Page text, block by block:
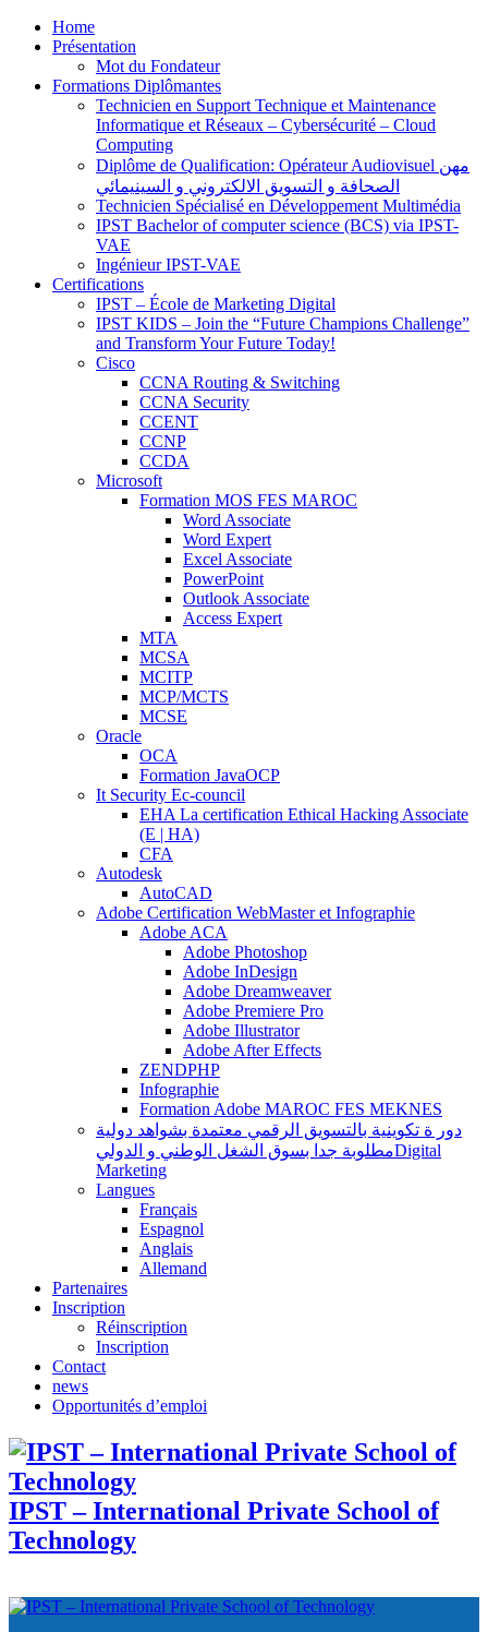
Home
Présentation
Mot du Fondateur
Formations Diplômantes
Technicien en Support Technique et Maintenance
Informatique et Réseaux – Cybersécurité – Cloud
Computing
Diplôme de Qualification: Opérateur Audiovisuel مهن
الصحافة و التسويق الالكتروني و السينيمائي
Technicien Spécialisé en Développement Multimédia
IPST Bachelor of computer science (BCS) via IPST-
VAE
Ingénieur IPST-VAE
Certifications
IPST – École de Marketing Digital
IPST KIDS – Join the “Future Champions Challenge”
and Transform Your Future Today!
Cisco
CCNA Routing & Switching
CCNA Security
CCENT
CCNP
CCDA
Microsoft
Formation MOS FES MAROC
Word Associate
Word Expert
Excel Associate
PowerPoint
Outlook Associate
Access Expert
MTA
MCSA
MCITP
MCP/MCTS
MCSE
Oracle
OCA
Formation JavaOCP
It Security Ec-council
EHA La certification Ethical Hacking Associate
(E | HA)
CFA
Autodesk
AutoCAD
Adobe Certification WebMaster et Infographie
Adobe ACA
Adobe Photoshop
Adobe InDesign
Adobe Dreamweaver
Adobe Premiere Pro
Adobe Illustrator
Adobe After Effects
ZENDPHP
Infographie
Formation Adobe MAROC FES MEKNES
دور ة تكوينية بالتسويق الرقمي معتمدة بشواهد دولية
مطلوبة جدا بسوق الشغل الوطني و الدوليDigital
Marketing
Langues
Français
Espagnol
Anglais
Allemand
Partenaires
Inscription
Réinscription
Inscription
Contact
news
Opportunités d’emploi
IPST – International Private School of
Technology